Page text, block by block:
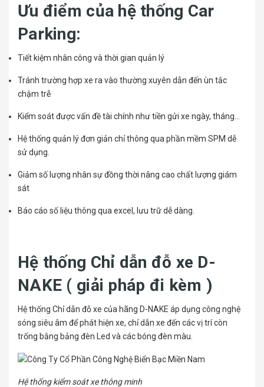
Ưu điểm của hệ thống Car
Parking:
Tiết kiệm nhân công và thời gian quản lý
Tránh trường hợp xe ra vào thường xuyên dẫn đến ùn tắc
chậm trễ
Kiểm soát được vấn đề tài chính như tiền gửi xe ngày, tháng...
Hệ thống quản lý đơn giản chỉ thông qua phần mềm SPM dễ
sử dụng.
Giảm số lượng nhân sự đồng thời nâng cao chất lượng giám
sát
Báo cáo số liệu thông qua excel, lưu trữ dễ dàng.
Hệ thống Chỉ dẫn đỗ xe D-
NAKE ( giải pháp đi kèm )
Hệ thống Chỉ dẫn đỗ xe của hãng D-NAKE áp dụng công nghệ
sóng siêu âm để phát hiện xe, chỉ dẫn xe đến các vị trí còn
trống bằng bảng đèn Led và các bóng đèn màu.
Hệ thống kiểm soát xe thông minh